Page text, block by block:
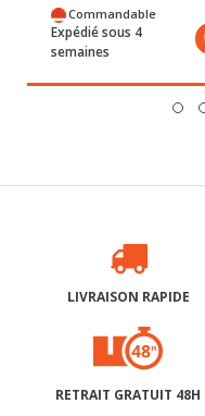
Commandable
Expédié sous 4
semaines
LIVRAISON RAPIDE
RETRAIT GRATUIT 48H